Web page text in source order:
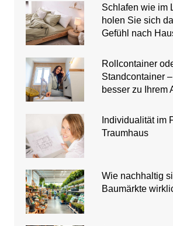
Schlafen wie im
holen Sie sich
Gefühl nach
Rollcontainer
Standcontainer
besser zu Ihrem
Individualität im
Traumhaus
Wie nachhaltig
Baumärkte